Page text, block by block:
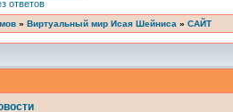
ответов
» Виртуальный мир Исая Шейниса » САЙТ